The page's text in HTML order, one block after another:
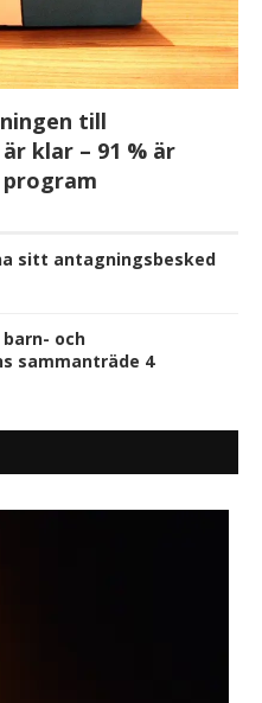
till
klar – 91 % är
sitt antagningsbesked
och
sammanträde 4